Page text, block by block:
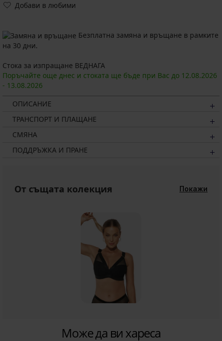
Добави в любими
Безплатна замяна и връщане в рамките
на 30 дни.
Стока за изпращане ВЕДНАГА
Поръчайте още днес и стоката ще бъде при Вас до 12.08.2026
- 13.08.2026
ОПИСАНИЕ
ТРАНСПОРТ И ПЛАЩАНЕ
СМЯНА
ПОДДРЪЖКА И ПРАНЕ
От същата колекция Покажи
Може да ви хареса